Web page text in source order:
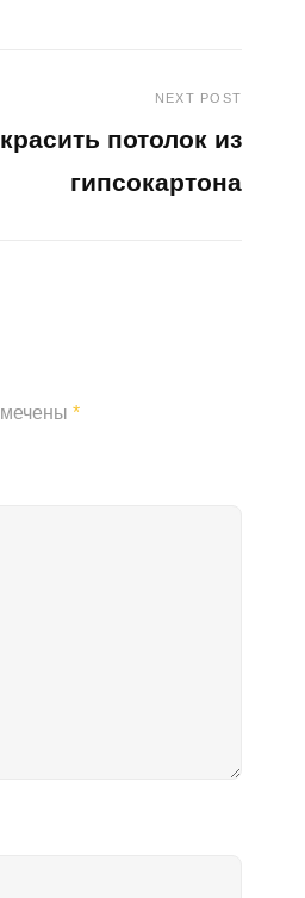
NEXT POST
потолок из
гипсокартона
*